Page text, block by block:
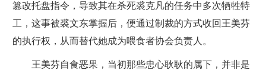
篡改托盘指令，导致其在杀死裘克凡的任务中多次牺牲特
工，这事被裘文东掌握后，便通过制裁的方式收回王美芬
的执行权，从而替代她成为喂食者协会负责人。
王美芬自食恶果，当初那些忠心耿耿的属下，并非是